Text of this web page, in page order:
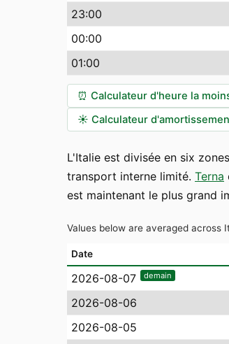
23:00
00:00
01:00
⏰ Calculateur d'heure la
☀️ Calculateur
L'Italie est divisée en six
transport interne limité. Terna
est maintenant le plus grand
Values below are averaged
Date
2026-08-07 demain
2026-08-06
2026-08-05